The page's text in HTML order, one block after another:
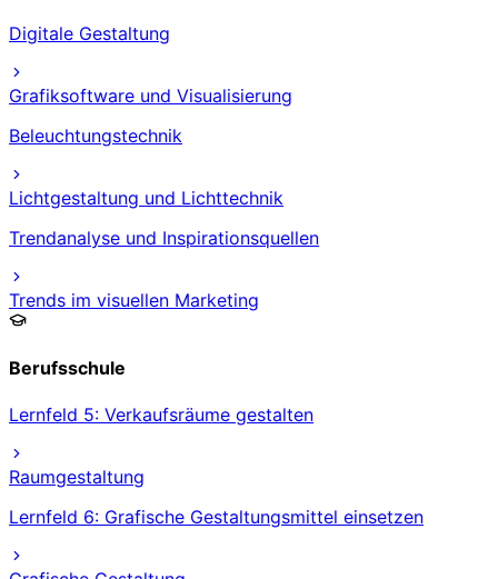
Digitale Gestaltung
Grafiksoftware und Visualisierung
Beleuchtungstechnik
Lichtgestaltung und Lichttechnik
Trendanalyse und Inspirationsquellen
Trends im visuellen Marketing
Berufsschule
Lernfeld 5: Verkaufsräume gestalten
Raumgestaltung
Lernfeld 6: Grafische Gestaltungsmittel einsetzen